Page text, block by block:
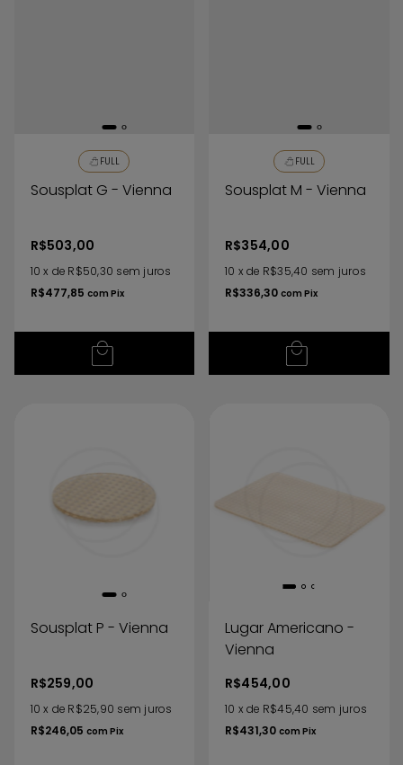
FULL
Sousplat G - Vienna
R$503,00
10 x de R$50,30 sem juros
R$477,85 com Pix
FULL
Sousplat M - Vienna
R$354,00
10 xde R$35,40 sem juros
R$336,30 com Pix
Sousplat P - Vienna
R$259,00
10 x de R$25,90 sem juros
R$246,05 com Pix
Lugar Americano -
Vienna
R$454,00
10 xde R$45,40 sem juros
R$431,30 com Pix